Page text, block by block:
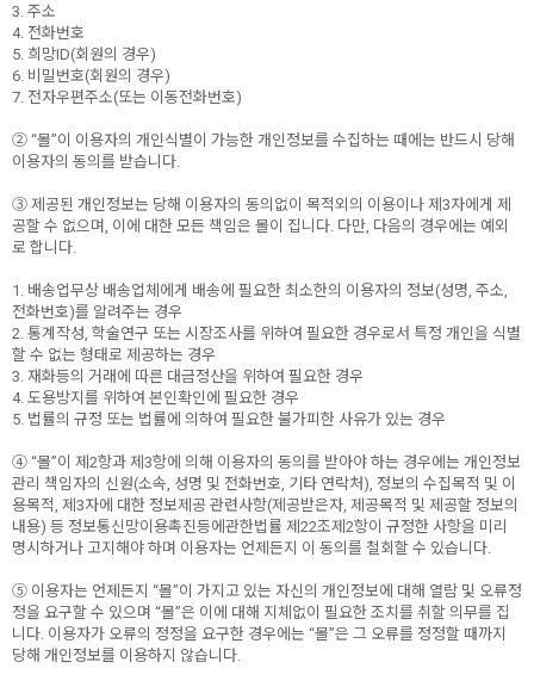
3. 주소
4. 전화번호
5. 희망ID(회원의 경우)
6. 비밀번호(회원의 경우)
7. 전자우편주소(또는 이동전화번호)
② “몰”이 이용자의 개인식별이 가능한 개인정보를 수집하는 때에는 반드시 당해
이용자의 동의를 받습니다.
③ 제공된 개인정보는 당해 이용자의 동의없이 목적외의 이용이나 제3자에게 제
공할 수 없으며, 이에 대한 모든 책임은 몰이 집니다. 다만, 다음의 경우에는 예외
로 합니다.
1. 배송업무상 배송업체에게 배송에 필요한 최소한의 이용자의 정보(성명, 주소,
전화번호)를 알려주는 경우
2. 통계작성, 학술연구 또는 시장조사를 위하여 필요한 경우로서 특정 개인을 식별
할 수 없는 형태로 제공하는 경우
3. 재화등의 거래에 따른 대금정산을 위하여 필요한 경우
4. 도용방지를 위하여 본인확인에 필요한 경우
5. 법률의 규정 또는 법률에 의하여 필요한 불가피한 사유가 있는 경우
④ “몰”이 제2항과 제3항에 의해 이용자의 동의를 받아야 하는 경우에는 개인정보
관리 책임자의 신원(소속, 성명 및 전화번호, 기타 연락처), 정보의 수집목적 및 이
용목적, 제3자에 대한 정보제공 관련사항(제공받은자, 제공목적 및 제공할 정보의
내용) 등 정보통신망이용촉진등에관한법률 제22조제2항이 규정한 사항을 미리
명시하거나 고지해야 하며 이용자는 언제든지 이 동의를 철회할 수 있습니다.
⑤ 이용자는 언제든지 “몰”이 가지고 있는 자신의 개인정보에 대해 열람 및 오류정
정을 요구할 수 있으며 “몰”은 이에 대해 지체없이 필요한 조치를 취할 의무를 집
니다. 이용자가 오류의 정정을 요구한 경우에는 “몰”은 그 오류를 정정할 때까지
당해 개인정보를 이용하지 않습니다.